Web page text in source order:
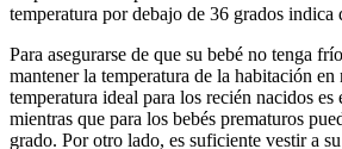
temperatura por debajo de 36 grados indica
Para asegurarse de que su bebé no tenga
mantener la temperatura de la habitación en
temperatura ideal para los recién nacidos es
mientras que para los bebés prematuros
grado. Por otro lado, es suficiente vestir a